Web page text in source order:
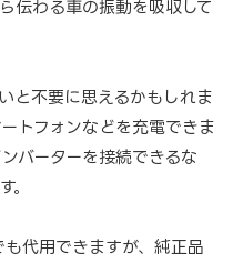
伝わる車の振動を吸収して
と不要に思えるかもしれま
トフォンなどを充電できま
バーターを接続できるな
。
代用できますが、純正品